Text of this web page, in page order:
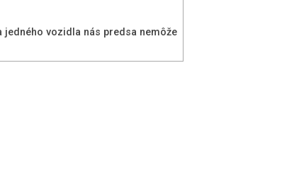
jedného vozidla nás predsa nemôže